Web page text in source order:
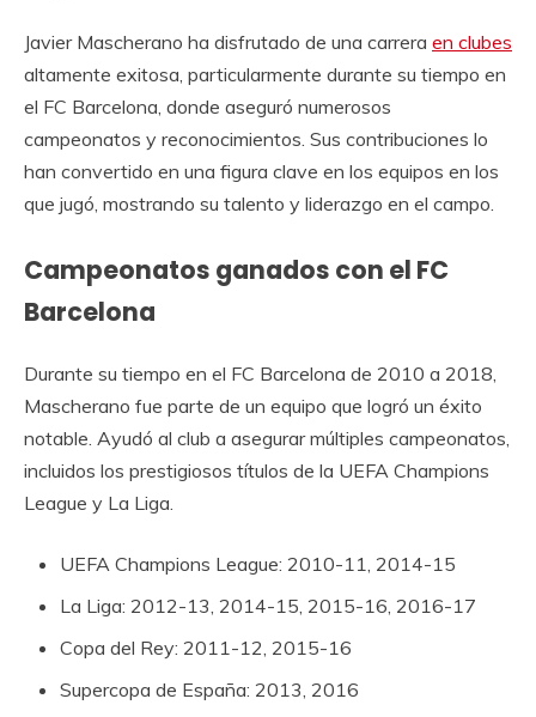
Javier Mascherano ha disfrutado de una carrera en clubes
altamente exitosa, particularmente durante su tiempo en
el FC Barcelona, donde aseguró numerosos
campeonatos y reconocimientos. Sus contribuciones lo
han convertido en una figura clave en los equipos en los
que jugó, mostrando su talento y liderazgo en el campo.
Campeonatos ganados con el FC
Barcelona
Durante su tiempo en el FC Barcelona de 2010 a 2018,
Mascherano fue parte de un equipo que logró un éxito
notable. Ayudó al club a asegurar múltiples campeonatos,
incluidos los prestigiosos títulos de la UEFA Champions
League y La Liga.
UEFA Champions League: 2010-11, 2014-15
La Liga: 2012-13, 2014-15, 2015-16, 2016-17
Copa del Rey: 2011-12, 2015-16
Supercopa de España: 2013, 2016